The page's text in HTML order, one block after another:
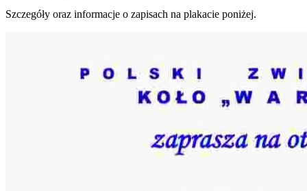
Szczegóły oraz informacje o zapisach na plakacie poniżej.